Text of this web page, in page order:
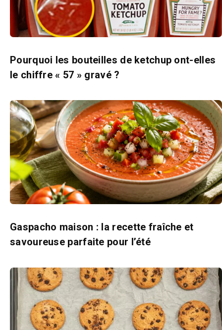
Pourquoi les bouteilles de ketchup ont-elles
le chiffre « 57 » gravé ?
Gaspacho maison : la recette fraîche et
savoureuse parfaite pour l’été